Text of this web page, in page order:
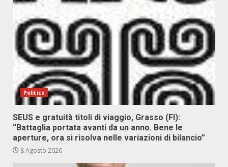
Politica
SEUS e gratuità titoli di viaggio, Grasso (FI):
“Battaglia portata avanti da un anno. Bene le
aperture, ora si risolva nelle variazioni di bilancio”
8 Agosto 2026